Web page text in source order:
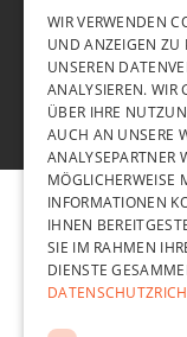
WIR VERWENDEN
UND ANZEIGEN ZU
UNSEREN
ANALYSIEREN. WIR
ÜBER IHRE
AUCH AN UNSERE
ANALYSEPARTNER
MÖGLICHERWEISE
INFORMATIONEN
IHNEN
SIE IM RAHMEN
DIENSTE